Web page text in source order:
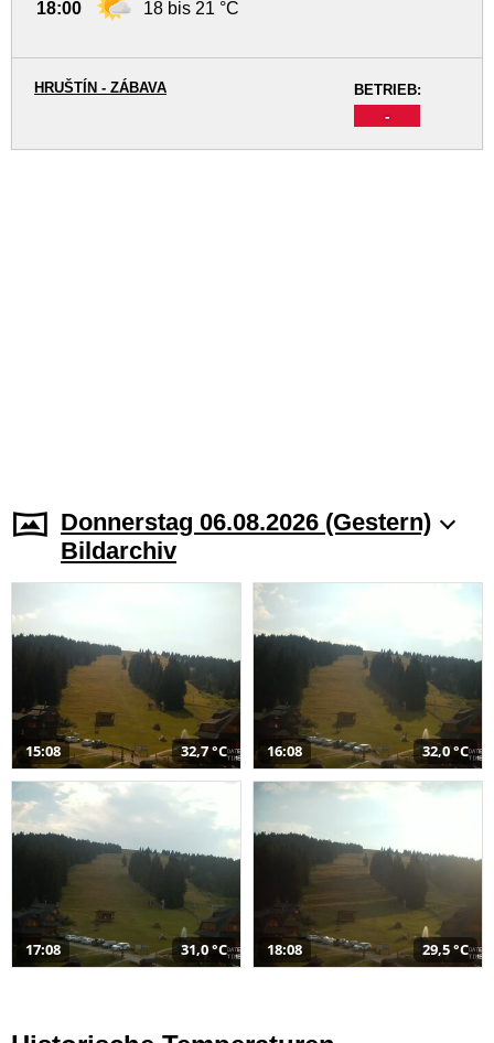
18:00 18 bis 21 °C
BETRIEB:
-
HRUŠTÍN - ZÁBAVA
Donnerstag 06.08.2026 (Gestern)
Bildarchiv
15:08 32,7 °C 16:08 32,0 °C
17:08 31,0 °C 18:08 29,5 °C